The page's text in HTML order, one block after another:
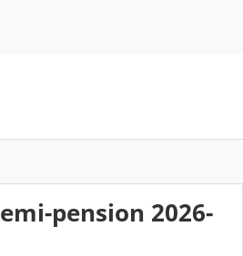
pension 2026-